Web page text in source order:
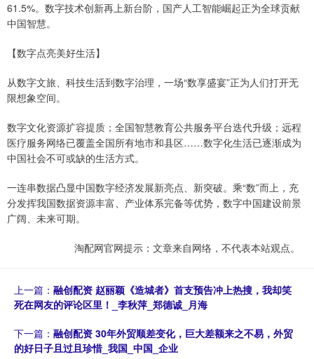
61.5%。数字技术创新再上新台阶，国产人工智能崛起正为全球贡献
中国智慧。
【数字点亮美好生活】
从数字文旅、科技生活到数字治理，一场“数享盛宴”正为人们打开无
限想象空间。
数字文化资源扩容提质；全国智慧教育公共服务平台迭代升级；远程
医疗服务网络已覆盖全国所有地市和县区……数字化生活已逐渐成为
中国社会不可或缺的生活方式。
一连串数据凸显中国数字经济发展新亮点、新突破。乘“数”而上，充
分发挥我国数据资源丰富、产业体系完备等优势，数字中国建设前景
广阔、未来可期。
淘配网官网提示：文章来自网络，不代表本站观点。
上一篇： 融创配资 赵丽颖《造城者》首支预告冲上热搜，我却笑
死在网友的评论区里！_李秋萍_郑德诚_月海
下一篇： 融创配资 30年外贸顺差变化，巨大差额来之不易，外贸
的好日子且过且珍惜_我国_中国_企业